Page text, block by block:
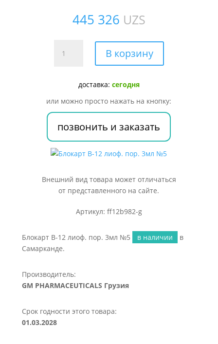
445 326 UZS
товара
пор.
3мл
№5
В корзину
доставка: сегодня
или можно просто нажать на кнопку:
позвонить и заказать
Внешний вид товара может отличаться
от представленного на сайте.
Артикул: ff12b982-g
Блокарт В-12 лиоф. пор. 3мл №5 в наличии
в
Самарканде.
Производитель:
GM PHARMACEUTICALS Грузия
Срок годности этого товара:
01.03.2028